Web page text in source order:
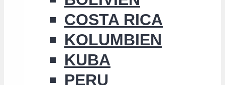
COSTA RICA
KOLUMBIEN
KUBA
PERU